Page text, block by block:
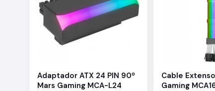
Adaptador ATX 24 PIN 90º
Mars Gaming MCA-L24
Cable
Gaming